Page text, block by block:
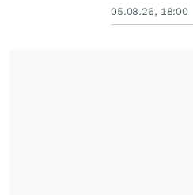
05.08.26, 18:00